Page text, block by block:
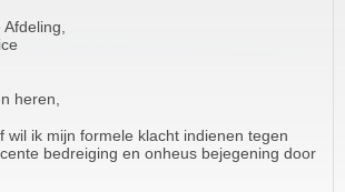
heren,
wil ik mijn formele klacht indienen tegen
bedreiging en onheus bejegening door